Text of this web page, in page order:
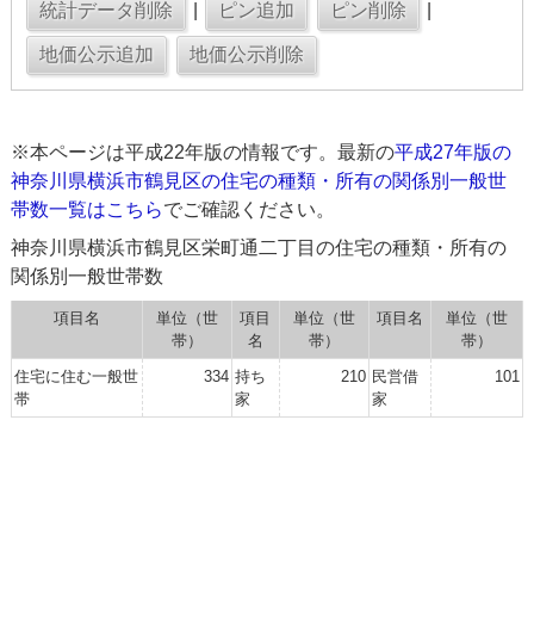
※本ページは平成22年版の情報です。最新の平成27年版の
神奈川県横浜市鶴見区の住宅の種類・所有の関係別一般世
帯数一覧はこちらでご確認ください。
神奈川県横浜市鶴見区栄町通二丁目の住宅の種類・所有の
関係別一般世帯数
項目名
単位（世
帯）
項目
名
単位（世
帯）
項目名
単位（世
帯）
住宅に住む一般世
帯
334 持ち
家
210 民営借
家
101